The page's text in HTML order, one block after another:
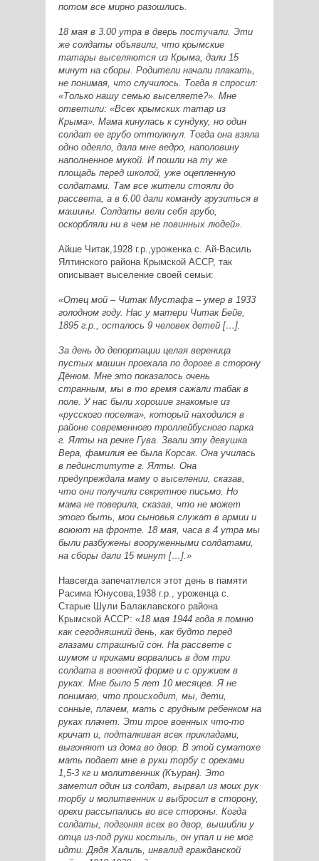
потом все мирно разошлись.
18 мая в 3.00 утра в дверь постучали. Эти
же солдаты объявили, что крымские
татары выселяются из Крыма, дали 15
минут на сборы. Родители начали плакать,
не понимая, что случилось. Тогда я спросил:
«Только нашу семью выселяете?». Мне
ответили: «Всех крымских татар из
Крыма». Мама кинулась к сундуку, но один
солдат ее грубо оттолкнул. Тогда она взяла
одно одеяло, дала мне ведро, наполовину
наполненное мукой. И пошли на ту же
площадь перед школой, уже оцепленную
солдатами. Там все жители стояли до
рассвета, а в 6.00 дали команду грузиться в
машины. Солдаты вели себя грубо,
оскорбляли ни в чем не повинных людей».
Айше Читак,1928 г.р.,уроженка с. Ай-Василь
Ялтинского района Крымской АССР, так
описывает выселение своей семьи:
«Отец мой – Читак Мустафа – умер в 1933
голодном году. Нас у матери Читак Бейе,
1895 г.р., осталось 9 человек детей […].
За день до депортации целая вереница
пустых машин проехала по дороге в сторону
Дёнюм. Мне это показалось очень
странным, мы в то время сажали табак в
поле. У нас были хорошие знакомые из
«русского поселка», который находился в
районе современного троллейбусного парка
г. Ялты на речке Гува. Звали эту девушка
Вера, фамилия ее была Корсак. Она училась
в пединституте г. Ялты. Она
предупреждала маму о выселении, сказав,
что они получили секретное письмо. Но
мама не поверила, сказав, что не может
этого быть, мои сыновья служат в армии и
воюют на фронте. 18 мая, часа в 4 утра мы
были разбужены вооруженными солдатами,
на сборы дали 15 минут […].»
Навсегда запечатлелся этот день в памяти
Расима Юнусова,1938 г.р., уроженца с.
Старые Шули Балаклавского района
Крымской АССР: «18 мая 1944 года я помню
как сегодняшний день, как будто перед
глазами страшный сон. На рассвете с
шумом и криками ворвались в дом три
солдата в военной форме и с оружием в
руках. Мне было 5 лет 10 месяцев. Я не
понимаю, что происходит, мы, дети,
сонные, плачем, мать с грудным ребенком на
руках плачет. Эти трое военных что-то
кричат и, подталкивая всех прикладами,
выгоняют из дома во двор. В этой суматохе
мать подает мне в руки торбу с орехами
1,5-3 кг и молитвенник (Къуран). Это
заметил один из солдат, вырвал из моих рук
торбу и молитвенник и выбросил в сторону,
орехи рассыпались во все стороны. Когда
солдаты, подгоняя всех во двор, вышибли у
отца из-под руки костыль, он упал и не мог
идти. Дядя Халиль, инвалид гражданской